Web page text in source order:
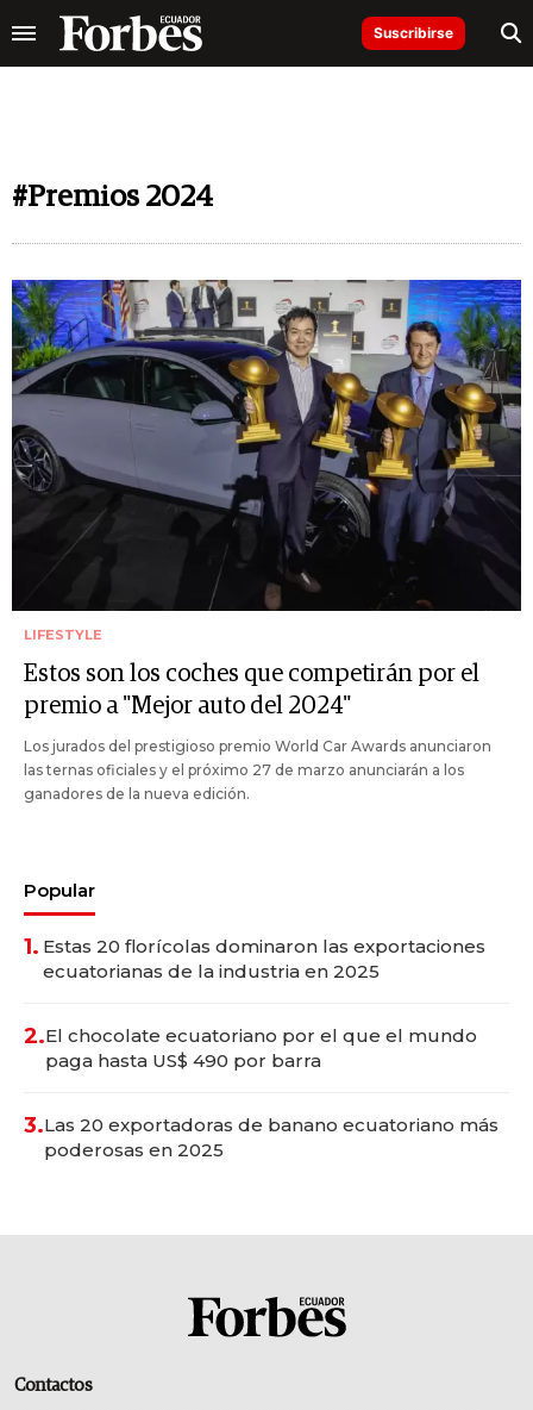
Suscribirse
#Premios 2024
LIFESTYLE
Estos son los coches que competirán por el
premio a "Mejor auto del 2024"
Los jurados del prestigioso premio World Car Awards anunciaron
las ternas oficiales y el próximo 27 de marzo anunciarán a los
ganadores de la nueva edición.
Popular
1. Estas 20 florícolas dominaron las exportaciones
ecuatorianas de la industria en 2025
2.El chocolate ecuatoriano por el que el mundo
paga hasta US$ 490 por barra
3.Las 20 exportadoras de banano ecuatoriano más
poderosas en 2025
Contactos